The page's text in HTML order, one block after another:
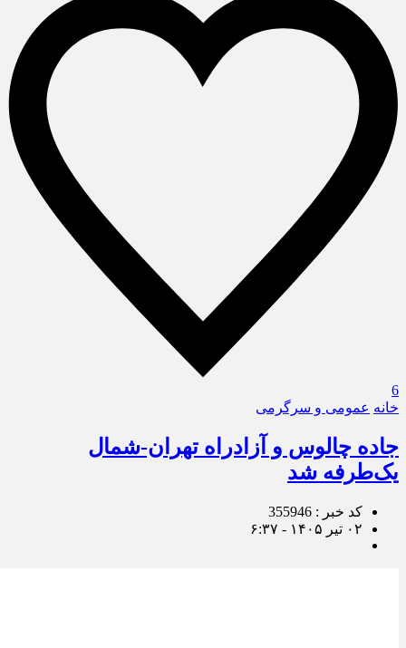
6
خانه عمومی و سرگرمی
جاده چالوس و آزادراه تهران-شمال
یک‌طرفه شد
کد خبر : 355946
۰۲ تیر ۱۴۰۵ - ۶:۳۷